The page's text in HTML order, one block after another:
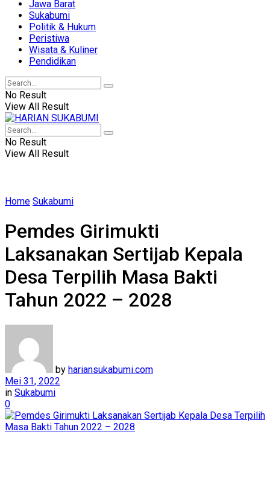
Jawa Barat
Sukabumi
Politik & Hukum
Peristiwa
Wisata & Kuliner
Pendidikan
No Result
View All Result
No Result
View All Result
Home Sukabumi
Pemdes Girimukti
Laksanakan Sertijab Kepala
Desa Terpilih Masa Bakti
Tahun 2022 – 2028
by hariansukabumi.com
Mei 31, 2022
in Sukabumi
0